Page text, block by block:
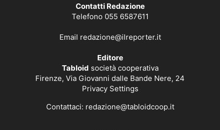
Contatti Redazione
Telefono 055 6587611
Email redazione@ilreporter.it
Editore
Tabloid società cooperativa
Firenze, Via Giovanni dalle Bande Nere, 24
Privacy Settings
Contattaci: redazione@tabloidcoop.it